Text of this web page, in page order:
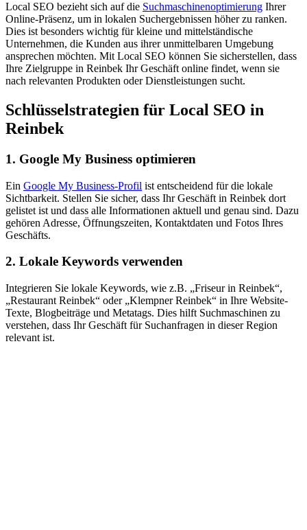
Local SEO bezieht sich auf die Suchmaschinenoptimierung Ihrer
Online-Präsenz, um in lokalen Suchergebnissen höher zu ranken.
Dies ist besonders wichtig für kleine und mittelständische
Unternehmen, die Kunden aus ihrer unmittelbaren Umgebung
ansprechen möchten. Mit Local SEO können Sie sicherstellen, dass
Ihre Zielgruppe in Reinbek Ihr Geschäft online findet, wenn sie
nach relevanten Produkten oder Dienstleistungen sucht.
Schlüsselstrategien für Local SEO in
Reinbek
1. Google My Business optimieren
Ein Google My Business-Profil ist entscheidend für die lokale
Sichtbarkeit. Stellen Sie sicher, dass Ihr Geschäft in Reinbek dort
gelistet ist und dass alle Informationen aktuell und genau sind. Dazu
gehören Adresse, Öffnungszeiten, Kontaktdaten und Fotos Ihres
Geschäfts.
2. Lokale Keywords verwenden
Integrieren Sie lokale Keywords, wie z.B. „Friseur in Reinbek“,
„Restaurant Reinbek“ oder „Klempner Reinbek“ in Ihre Website-
Texte, Blogbeiträge und Metatags. Dies hilft Suchmaschinen zu
verstehen, dass Ihr Geschäft für Suchanfragen in dieser Region
relevant ist.